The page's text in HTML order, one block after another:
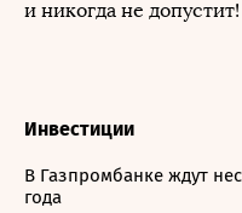
и никогда не допустит!
Инвестиции
В Газпромбанке ждут
года